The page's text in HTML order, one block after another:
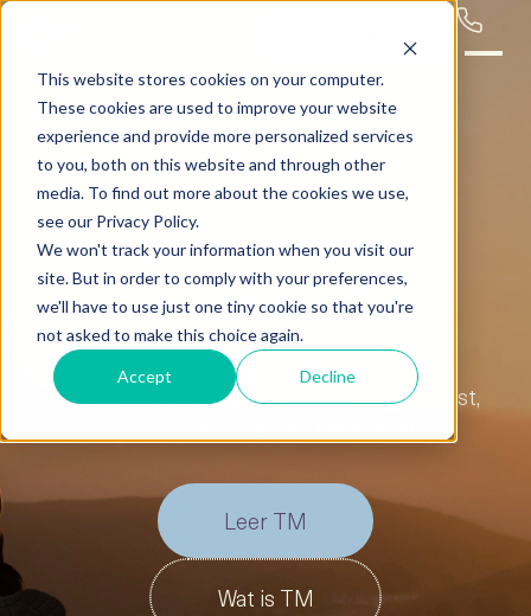
This website stores cookies on your computer.
These cookies are used to improve your website
experience and provide more personalized services
to you, both on this website and through other
media. To find out more about the cookies we use,
see our Privacy Policy.
We won't track your information when you visit our
site. But in order to comply with your preferences,
we'll have to use just one tiny cookie so that you're
not asked to make this choice again.
Accept Decline
Vind een leraar
Transcendente
Meditatie*:
Persoonlijk.
Wetenschappelijk bewezen.
Moeiteloos in praktijk gebracht.Ervaar de rust,
Leer TM
Wat is TM